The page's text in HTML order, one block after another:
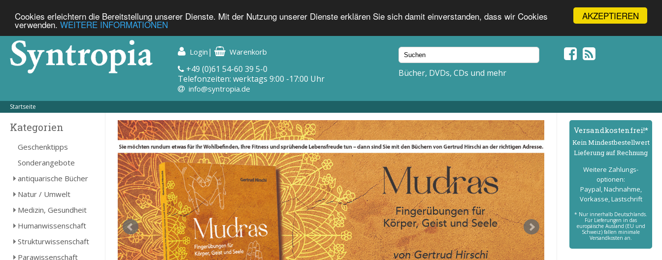
AKZEPTIEREN
Cookies erleichtern die Bereitstellung unserer Dienste. Mit der Nutzung unserer Dienste erklären Sie sich damit einverstanden, dass wir Cookies
verwenden. WEITERE INFORMATIONEN
Login | Warenkorb
+49 (0)61 54-60 39 5-0
Telefonzeiten: werktags 9:00 -17:00 Uhr
info@syntropia.de
Bücher, DVDs, CDs und mehr
Startseite
Kategorien
Geschenktipps
Sonderangebote
antiquarische Bücher
Natur / Umwelt
Medizin, Gesundheit
Humanwissenschaft
Strukturwissenschaft
Parawissenschaft
Versand­kostenfrei!*
Kein Mindest­bestell­wert
Lieferung auf Rechnung
Weitere Zahlungs­
optionen:
Paypal, Nachnahme,
Vorkasse, Lastschrift
* Nur innerhalb Deutschlands.
Für Lieferungen in das
europäische Ausland (EU und
Schweiz) fallen minimale
Versandkosten an.